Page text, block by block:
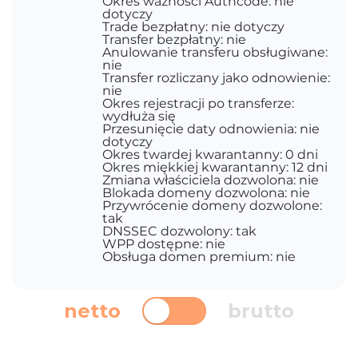
dotyczy
Trade bezpłatny: nie dotyczy
Transfer bezpłatny: nie
Anulowanie transferu obsługiwane:
nie
Transfer rozliczany jako odnowienie:
nie
Okres rejestracji po transferze:
wydłuża się
Przesunięcie daty odnowienia: nie
dotyczy
Okres twardej kwarantanny: 0 dni
Okres miękkiej kwarantanny: 12 dni
Zmiana właściciela dozwolona: nie
Blokada domeny dozwolona: nie
Przywrócenie domeny dozwolone:
tak
DNSSEC dozwolony: tak
WPP dostępne: nie
Obsługa domen premium: nie
netto brutto